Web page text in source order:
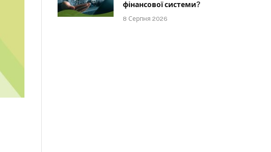
фінансової системи?
8 Серпня 2026